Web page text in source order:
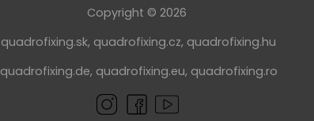
Copyright © 2026
quadrofixing.sk, quadrofixing.cz, quadrofixing.hu
quadrofixing.de, quadrofixing.eu, quadrofixing.ro